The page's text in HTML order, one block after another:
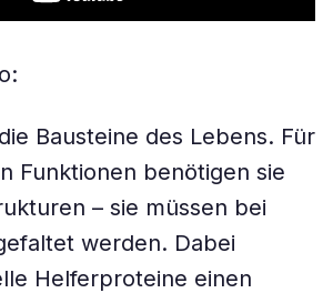
Bausteine des Lebens. Für
Funktionen benötigen sie
– sie müssen bei
werden. Dabei
Helferproteine einen